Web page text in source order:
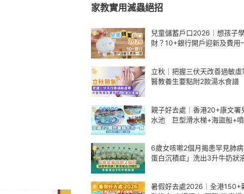
家教實用滅蟲絕招
兒童儲蓄戶口2026｜想孩子
財？10+銀行開戶迎新及費用
立秋｜把握三伏天改善過敏
醫教養生要點附2款湯水食譜
親子好去處｜香港20+康文署
水池 巨型滑水梯+海盜船+
6歲女咳嗽2個月揭患罕見肺
蛋白沉積症」洗出3升牛奶狀
暑假好去處2026｜全港150+